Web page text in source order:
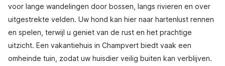
voor lange wandelingen door bossen, langs rivieren en over
uitgestrekte velden. Uw hond kan hier naar hartenlust rennen
en spelen, terwijl u geniet van de rust en het prachtige
uitzicht. Een vakantiehuis in Champvert biedt vaak een
omheinde tuin, zodat uw huisdier veilig buiten kan verblijven.